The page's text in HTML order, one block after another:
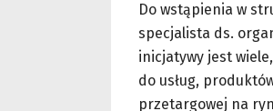
Do wstąpienia w
specjalista ds.
inicjatywy jest
do usług,
przetargowej na